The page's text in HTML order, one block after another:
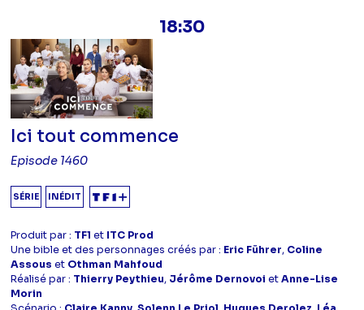
18:30
Ici tout commence
Episode 1460
SÉRIE INÉDIT
Produit par : TF1 et ITC Prod
Une bible et des personnages créés par : Eric Führer, Coline
Assous et Othman Mahfoud
Réalisé par : Thierry Peythieu, Jérôme Dernovoi etAnne-Lise
Morin